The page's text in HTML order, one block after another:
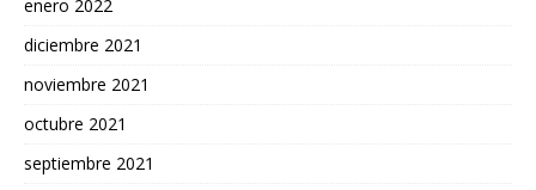
enero 2022
diciembre 2021
noviembre 2021
octubre 2021
septiembre 2021